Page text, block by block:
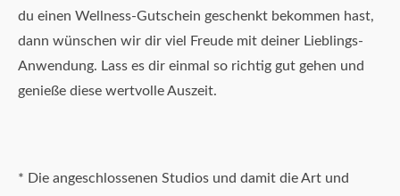
du einen Wellness-Gutschein geschenkt bekommen hast,
dann wünschen wir dir viel Freude mit deiner Lieblings-
Anwendung. Lass es dir einmal so richtig gut gehen und
genieße diese wertvolle Auszeit.
* Die angeschlossenen Studios und damit die Art und